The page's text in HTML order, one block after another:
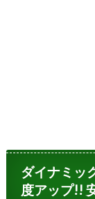
ダイナミッ
度アップ!!